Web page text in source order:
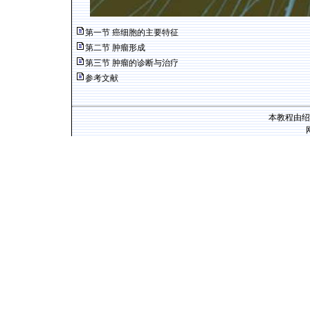
第一节 癌细胞的主要特征
第二节 肿瘤形成
第三节 肿瘤的诊断与治疗
参考文献
本教程由